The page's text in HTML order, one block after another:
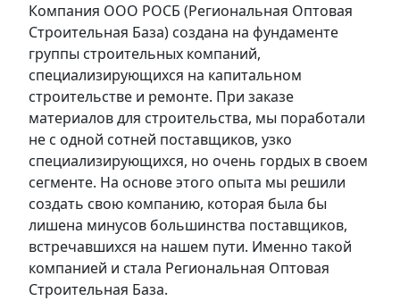
Компания ООО РОСБ (Региональная Оптовая
Строительная База) создана на фундаменте
группы строительных компаний,
специализирующихся на капитальном
строительстве и ремонте. При заказе
материалов для строительства, мы поработали
не с одной сотней поставщиков, узко
специализирующихся, но очень гордых в своем
сегменте. На основе этого опыта мы решили
создать свою компанию, которая была бы
лишена минусов большинства поставщиков,
встречавшихся на нашем пути. Именно такой
компанией и стала Региональная Оптовая
Строительная База.